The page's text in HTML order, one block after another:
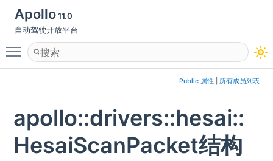
Apollo11.0
自动驾驶开放平台
Toggle main menu visibility
Public 属性 所有成员列表
apollo::drivers::hesai::
HesaiScanPacket结构